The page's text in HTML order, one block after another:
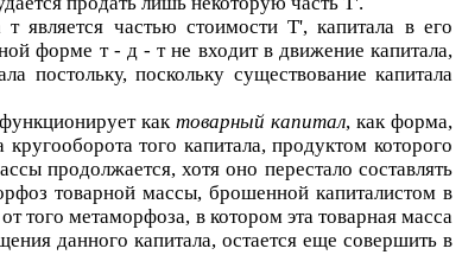
тявляется частью стоимостиТ', капитала в его
форме т - д - тне входит в движение капитала,
постольку, поскольку существование капитала
кактоварный капитал, как форма,
того капитала, продуктом которого
продолжается, хотя оно перестало составлять
товарной массы, брошенной капиталистом в
того метаморфоза, в котором эта товарная масса
данного капитала, остается еще совершить в